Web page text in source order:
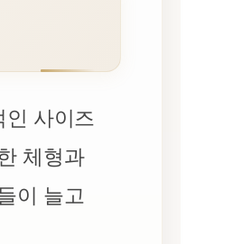
사이즈
체형과
이 늘고